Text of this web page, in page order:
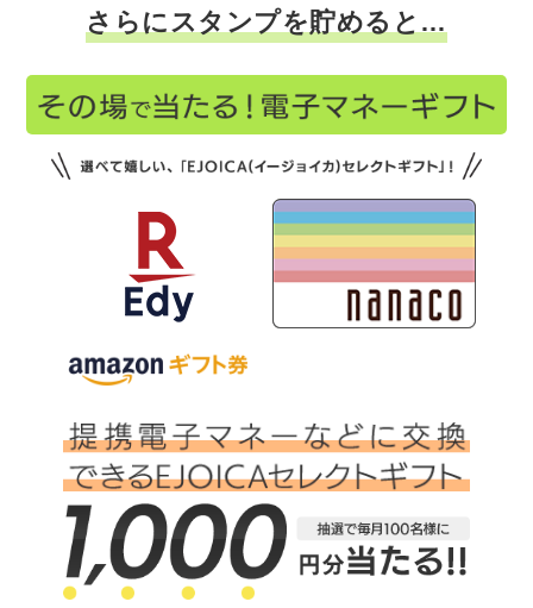
さらにスタンプを貯めると…